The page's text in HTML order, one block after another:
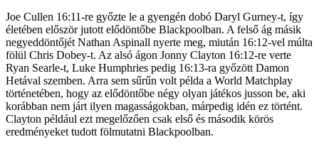
Joe Cullen 16:11-re győzte le a gyengén dobó Daryl Gurney-t, így
életében először jutott elődöntőbe Blackpoolban. A felső ág másik
negyeddöntőjét Nathan Aspinall nyerte meg, miután 16:12-vel múlta
fölül Chris Dobey-t. Az alsó ágon Jonny Clayton 16:12-re verte
Ryan Searle-t, Luke Humphries pedig 16:13-ra győzött Damon
Hetával szemben. Arra sem sűrűn volt példa a World Matchplay
történetében, hogy az elődöntőbe négy olyan játékos jusson be, aki
korábban nem járt ilyen magasságokban, márpedig idén ez történt.
Clayton például ezt megelőzően csak első és második körös
eredményeket tudott fölmutatni Blackpoolban.